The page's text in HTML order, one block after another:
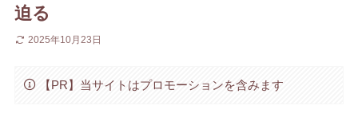
迫る
2025年10月23日
【PR】当サイトはプロモーションを含みます